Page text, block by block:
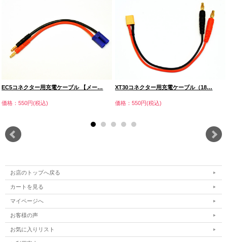
EC5コネクター用充電ケーブル 【メー…
価格：550円(税込)
XT30コネクター用充電ケーブル（18…
価格：550円(税込)
お店のトップへ戻る
カートを見る
マイページへ
お客様の声
お気に入りリスト